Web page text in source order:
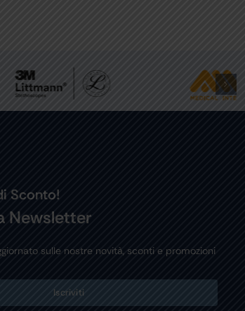
Sconto!
Newsletter
sulle nostre novità, sconti e promozioni
Iscriviti